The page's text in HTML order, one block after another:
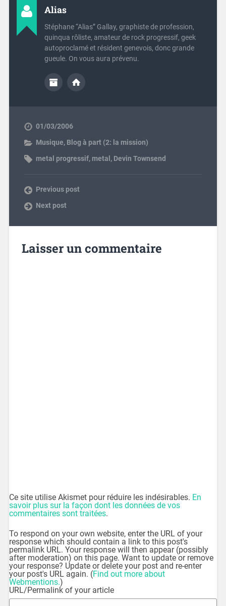
Alias
Stéphane “Alias” Gallay, graphiste de profession,
quinqua rôliste, amateur de rock progressif, geek
autoproclamé et résident genevois, donc grande
gueule. On vous aura prévenu.
01/03/2006
Musique, Blog à part (2: la mission)
metal progressif, metal , Devin Townsend
Previous post
Next post
Laisser un commentaire
Ce site utilise Akismet pour réduire les indésirables. En
savoir plus sur la façon dont les données de vos
commentaires sont traitées.
To respond on your own website, enter the URL of your
response which should contain a link to this post's
permalink URL. Your response will then appear (possibly
after moderation) on this page. Want to update or remove
your response? Update or delete your post and re-enter
your post's URL again. (Find out more about
Webmentions.)
URL/Permalink of your article